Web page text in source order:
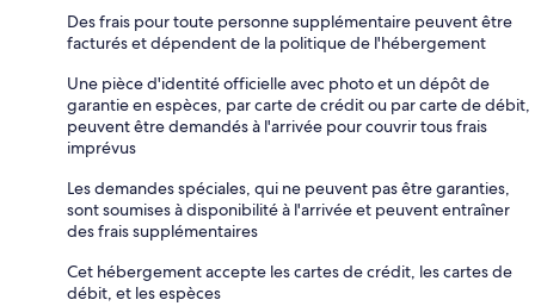
Des frais pour toute personne supplémentaire peuvent être
facturés et dépendent de la politique de l'hébergement
Une pièce d'identité officielle avec photo et un dépôt de
garantie en espèces, par carte de crédit ou par carte de débit,
peuvent être demandés à l'arrivée pour couvrir tous frais
imprévus
Les demandes spéciales, qui ne peuvent pas être garanties,
sont soumises à disponibilité à l'arrivée et peuvent entraîner
des frais supplémentaires
Cet hébergement accepte les cartes de crédit, les cartes de
débit, et les espèces